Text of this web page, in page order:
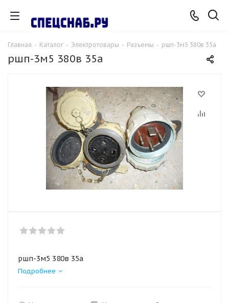
Главная - Каталог - Электротовары - Разъемы - ршп-3м5 380в 35а
ршп-3м5 380в 35а
ршп-3м5 380в 35а
Подробнее